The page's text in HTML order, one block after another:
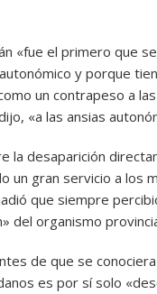
«fue el primero que
y porque
un contrapeso a
«a las ansias
la desaparición
un gran servicio a los
que siempre
del organismo
de que se
es por sí solo